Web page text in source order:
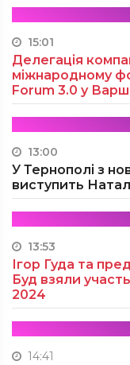
15:01
Делегація
міжнародному
Forum 3.0 у
13:00
У Тернополі з
виступить
13:53
Ігор Гуда та
Буд взяли
2024
14:41